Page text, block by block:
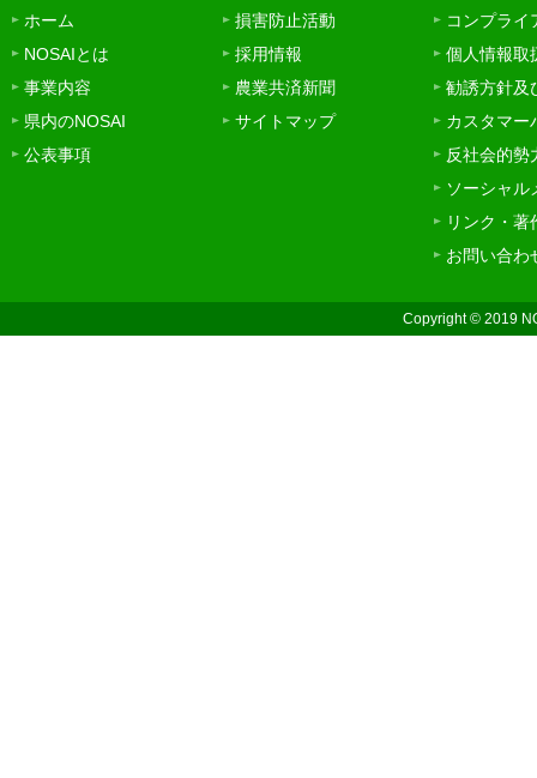
ホーム
NOSAIとは
事業内容
県内のNOSAI
公表事項
損害防止活動
採用情報
農業共済新聞
サイトマップ
コンプライ
個人情報取
勧誘方針及
カスタマー
反社会的勢
ソーシャル
リンク・著
お問い合わ
Copyright © 2019